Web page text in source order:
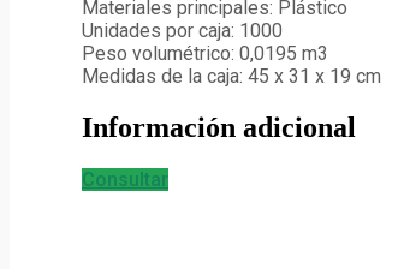
Materiales principales: Plástico
Unidades por caja: 1000
Peso volumétrico: 0,0195 m3
Medidas de la caja: 45 x 31 x 19 cm
Información adicional
Consultar